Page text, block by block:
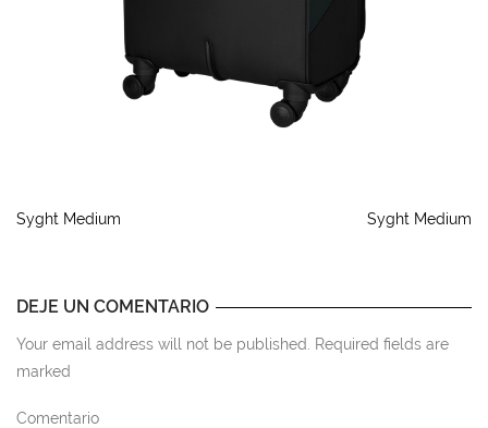
Syght Medium Syght Medium
DEJE UN COMENTARIO
Your email address will not be published. Required fields are
marked
Comentario